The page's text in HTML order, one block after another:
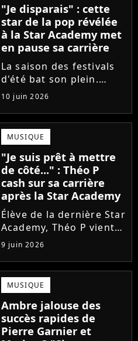
"Je disparais" : cette
star de la pop révélée
à la Star Academy met
en pause sa carrière
La saison des festivals
d'été bat son plein.
Avant sa venue à
Solidays ou aux
Francofolies, cette
chanteuse phare de la
pop francophone fait
une annonce de taille :
une fois sa tournée...
10 juin 2026
MUSIQUE
"Je suis prêt à mettre
de côté..." : Théo P
cash sur sa carrière
après la Star Academy
Élève de la dernière Star
Academy, Théo P vient
de sortir son premier
single Garçon solide. En
interview, l'ancien
candidat se livre à
coeur ouvert sur
l'avenir incertain dans
le milieu...
9 juin 2026
MUSIQUE
Ambre jalouse des
succès rapides de
Pierre Garnier et